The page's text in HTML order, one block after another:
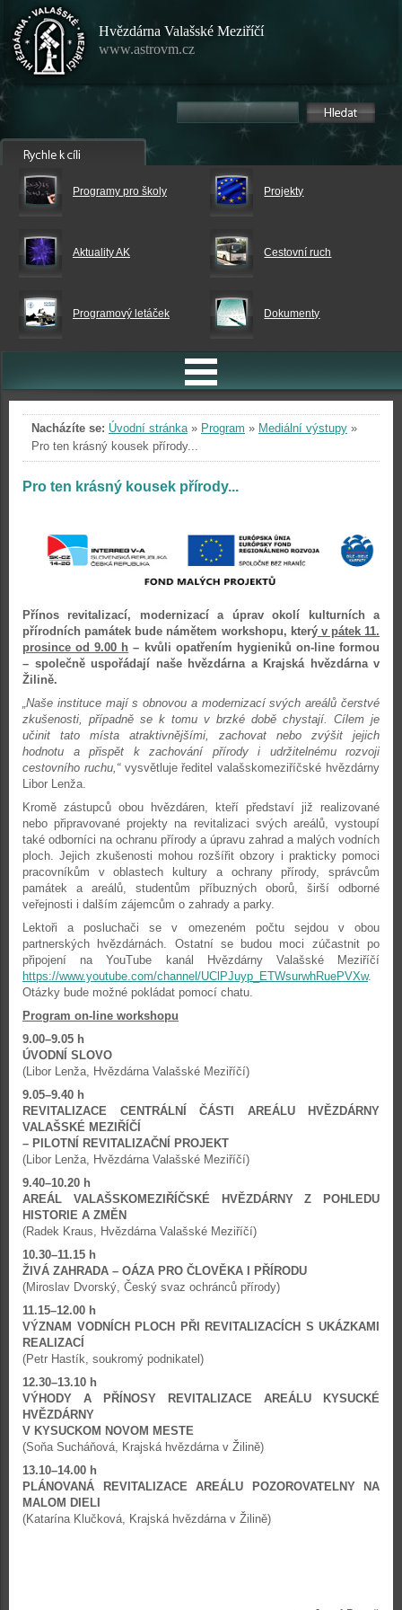
Hvězdárna Valašské Meziříčí
www.astrovm.cz
Programy pro školy Projekty
Aktuality AK Cestovní ruch
Programový letáček Dokumenty
Nacházíte se: Úvodní stránka» Program » Mediální výstupy »
Pro ten krásný kousek přírody...
Pro ten krásný kousek přírody...
Přínos revitalizací, modernizací a úprav okolí kulturních a
přírodních památek bude námětem workshopu, kterýv pátek 11.
prosince od 9.00 h – kvůli opatřením hygieniků on-line formou
– společně uspořádají naše hvězdárna a Krajská hvězdárna v
Žilině.
„Naše instituce mají s obnovou a modernizací svých areálů čerstvé
zkušenosti, případně se k tomu v brzké době chystají. Cílem je
učinit tato místa atraktivnějšími, zachovat nebo zvýšit jejich
hodnotu a přispět k zachování přírody i udržitelnému rozvoji
cestovního ruchu,“vysvětluje ředitel valašskomeziříčské hvězdárny
Libor Lenža.
Kromě zástupců obou hvězdáren, kteří představí již realizované
nebo připravované projekty na revitalizaci svých areálů, vystoupí
také odborníci na ochranu přírody a úpravu zahrad a malých vodních
ploch. Jejich zkušenosti mohou rozšířit obzory i prakticky pomoci
pracovníkům v oblastech kultury a ochrany přírody, správcům
památek a areálů, studentům příbuzných oborů, širší odborné
veřejnosti i dalším zájemcům o zahrady a parky.
Lektoři a posluchači se v omezeném počtu sejdou v obou
partnerských hvězdárnách. Ostatní se budou moci zúčastnit po
připojení na YouTube kanál Hvězdárny Valašské Meziříčí
https://www.youtube.com/channel/UClPJuyp_ETWsurwhRuePVXw.
Otázky bude možné pokládat pomocí chatu.
Program on-line workshopu
9.00–9.05 h
ÚVODNÍ SLOVO
(Libor Lenža, Hvězdárna Valašské Meziříčí)
9.05–9.40 h
REVITALIZACE CENTRÁLNÍ ČÁSTI AREÁLU HVĚZDÁRNY
VALAŠSKÉ MEZIŘÍČÍ
– PILOTNÍ REVITALIZAČNÍ PROJEKT
(Libor Lenža, Hvězdárna Valašské Meziříčí)
9.40–10.20 h
AREÁL VALAŠSKOMEZIŘÍČSKÉ HVĚZDÁRNY Z POHLEDU
HISTORIE A ZMĚN
(Radek Kraus, Hvězdárna Valašské Meziříčí)
10.30–11.15 h
ŽIVÁ ZAHRADA – OÁZA PRO ČLOVĚKA I PŘÍRODU
(Miroslav Dvorský, Český svaz ochránců přírody)
11.15–12.00 h
VÝZNAM VODNÍCH PLOCH PŘI REVITALIZACÍCH S UKÁZKAMI
REALIZACÍ
(Petr Hastík, soukromý podnikatel)
12.30–13.10 h
VÝHODY A PŘÍNOSY REVITALIZACE AREÁLU KYSUCKÉ
HVĚZDÁRNY
V KYSUCKOM NOVOM MESTE
(Soňa Sucháňová, Krajská hvězdárna v Žilině)
13.10–14.00 h
PLÁNOVANÁ REVITALIZACE AREÁLU POZOROVATELNY NA
MALOM DIELI
(Katarína Klučková, Krajská hvězdárna v Žilině)